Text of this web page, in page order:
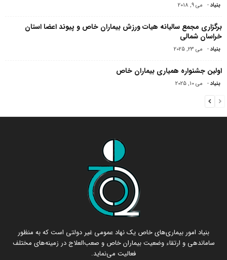
بنیاد- می 9, 2018
برگزاری مجمع سالیانه هیات ورزش بیماران خاص و پیوند اعضا استان
خراسان شمالی
بنیاد- می 23, 2025
اولین جشنواره همیاری بیماران خاص
بنیاد- می 10, 2025
بنیاد امور بیماری‌های خاص یک نهاد عمومی غیر دولتی است که به منظور
ساماندهی و ارتقاء وضعیت بیماران خاص و صعب‌العلاج در زمینه‌های مختلف
فعالیت می‌نماید.